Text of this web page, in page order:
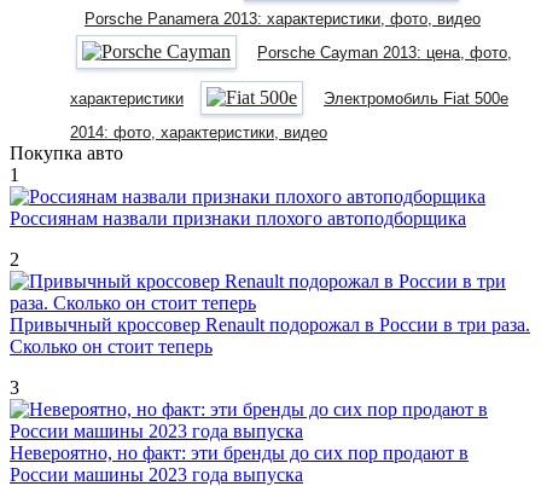
Porsche Panamera 2013: характеристики, фото, видео
Porsche Cayman 2013: цена, фото,
характеристики
Электромобиль Fiat 500e
2014: фото, характеристики, видео
Покупка авто
1
Россиянам назвали признаки плохого автоподборщика
2
Привычный кроссовер Renault подорожал в России в три раза.
Сколько он стоит теперь
3
Невероятно, но факт: эти бренды до сих пор продают в
России машины 2023 года выпуска